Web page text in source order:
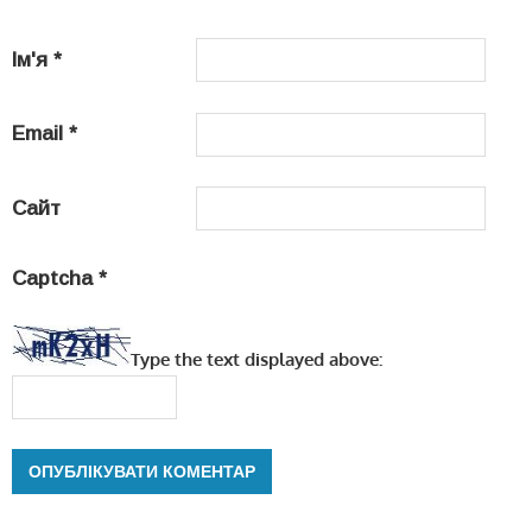
Ім'я *
Email *
Сайт
Captcha *
Type the text displayed above: